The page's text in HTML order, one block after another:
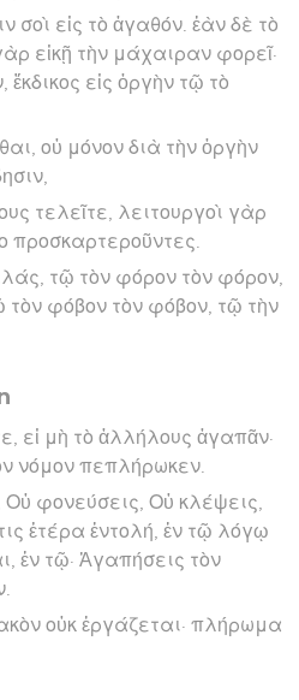
σοὶ εἰς τὸ ἀγαθόν. ἐὰν δὲ τὸ
εἰκῇ τὴν μάχαιραν φορεῖ·
ἔκδικος εἰς ὀργὴν τῷ τὸ
οὐ μόνον διὰ τὴν ὀργὴν
τελεῖτε, λειτουργοὶ γὰρ
προσκαρτεροῦντες.
τῷ τὸν φόρον τὸν φόρον,
τὸν φόβον τὸν φόβον, τῷ τὴν
εἰ μὴ τὸ ἀλλήλους ἀγαπᾶν·
νόμον πεπλήρωκεν.
Οὐ φονεύσεις, Οὐ κλέψεις,
ἑτέρα ἐντολή, ἐν τῷ λόγῳ
ἐν τῷ· Ἀγαπήσεις τὸν
οὐκ ἐργάζεται· πλήρωμα